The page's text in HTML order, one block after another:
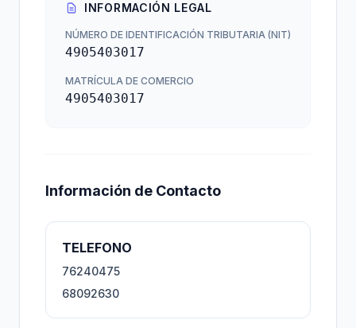
INFORMACIÓN LEGAL
NÚMERO DE IDENTIFICACIÓN TRIBUTARIA (NIT)
4905403017
MATRÍCULA DE COMERCIO
4905403017
Información de Contacto
TELEFONO
76240475
68092630